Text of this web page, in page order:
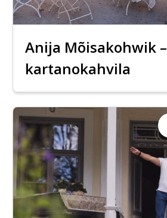
Anija Mõisakohwik –
kartanokahvila